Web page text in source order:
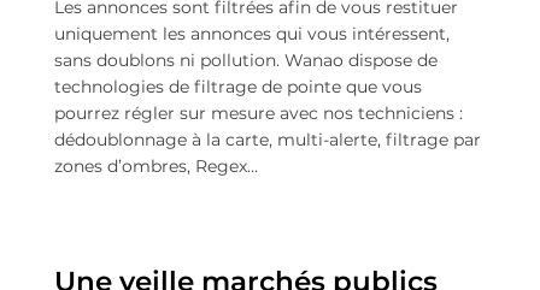
Les annonces sont filtrées afin de vous restituer
uniquement les annonces qui vous intéressent,
sans doublons ni pollution. Wanao dispose de
technologies de filtrage de pointe que vous
pourrez régler sur mesure avec nos techniciens :
dédoublonnage à la carte, multi-alerte, filtrage par
zones d’ombres, Regex…
Une veille marchés publics